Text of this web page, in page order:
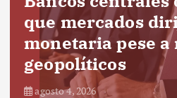
que mercados
monetaria pese a
geopolíticos
agosto 4, 2026